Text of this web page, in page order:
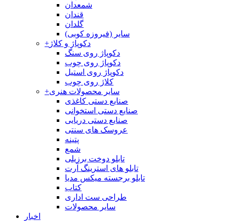
شمعدان
قندان
گلدان
سایر (فیروزه کوبی)
+دکوپاژ و کلاژ
دکوپاژ روی سنگ
دکوپاژ روی چوب
دکوپاژ روی استیل
کلاژ روی چوب
+سایر محصولات هنری
صنایع دستی کاغذی
صنایع دستی استخوانی
صنایع دستی دریایی
عروسک های سنتی
پتینه
شمع
تابلو دوخت برزیلی
تابلو های استرینگ آرت
تابلو برجسته میکس مدیا
کتاب
طراحی ست اداری
سایر محصولات
اخبار